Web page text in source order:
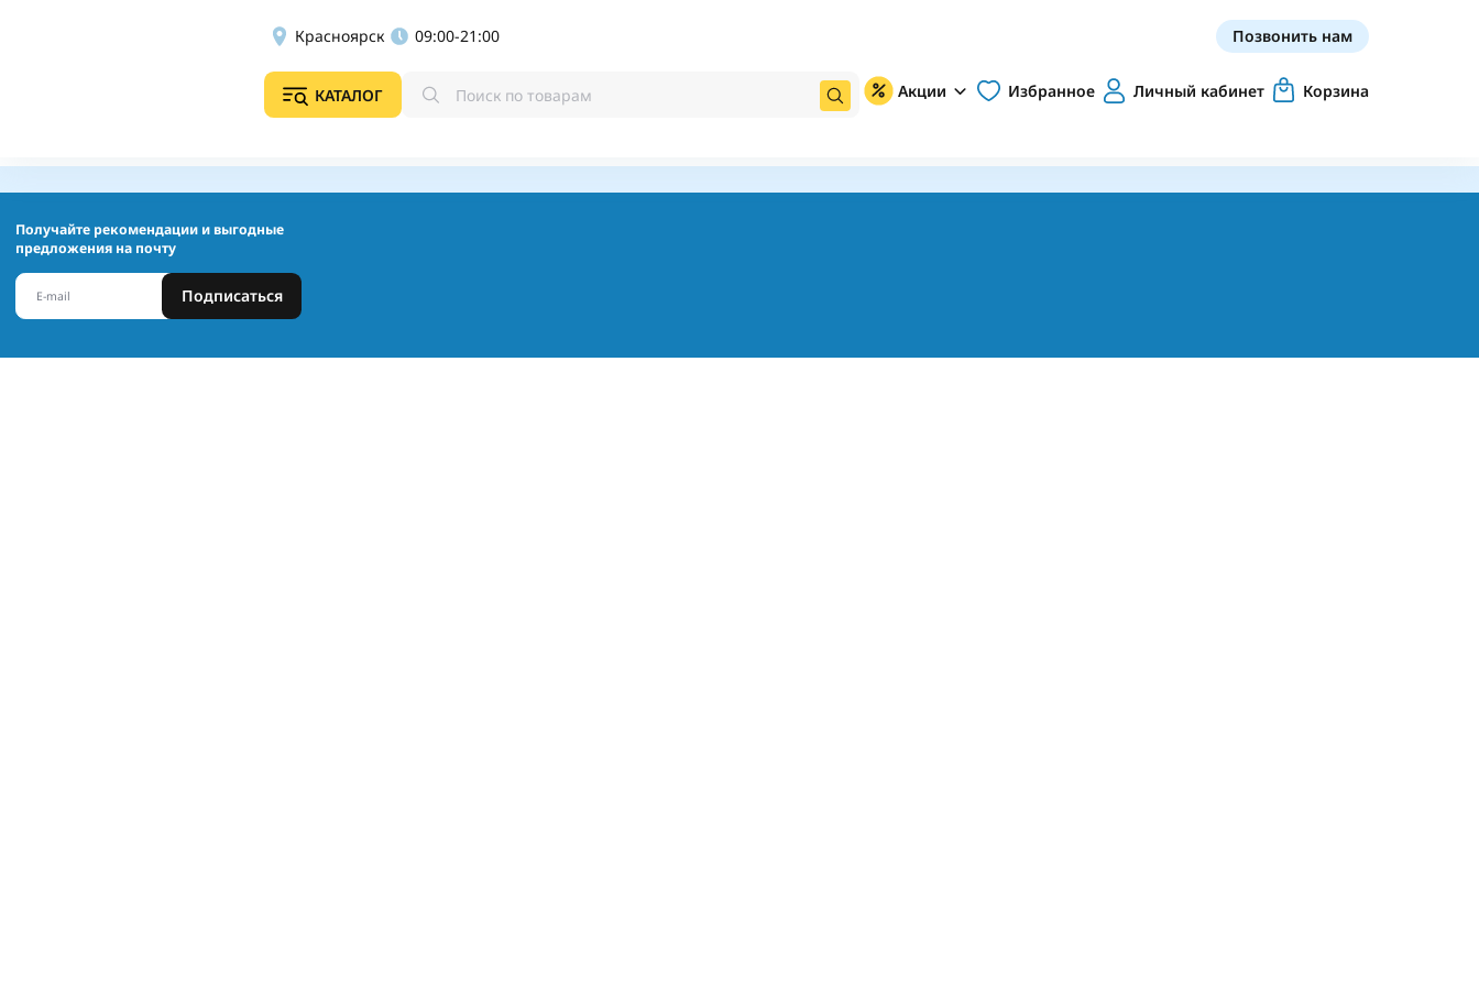
Красноярск 09:00-21:00 Позвонить нам
КАТАЛОГ Акции Избранное Личный кабинет Корзина
Получайте рекомендации и выгодные
предложения на почту
Подписаться